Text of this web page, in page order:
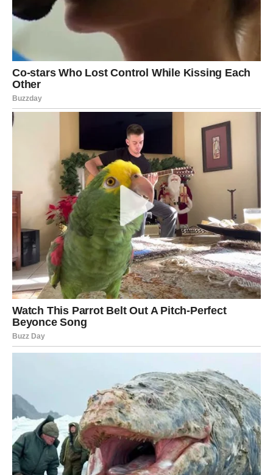
uspešno završen posao.
Na radnom mestu bićete veoma ubedljivi i lako ćete
rešavati komplikovane situacije.
Oni koji traže posao mogli bi dobiti veoma zanimljiv poziv.
Budite pažljivi kome govorite o svojim planovima. Nisu svi
Krajem sedmice moguće je donošenje odluke koja će
dugoročno promeniti vaše finansije.
Strelčevima narednih sedam dana donosi mnogo energije
i želje za napretkom.
Mnogi će razmišljati o dodatnim izvorima prihoda.